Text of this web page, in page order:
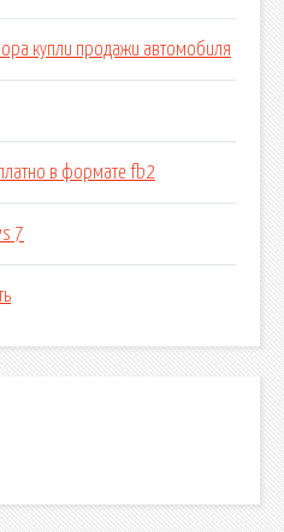
купли продажи автомобиля
в формате fb2
7